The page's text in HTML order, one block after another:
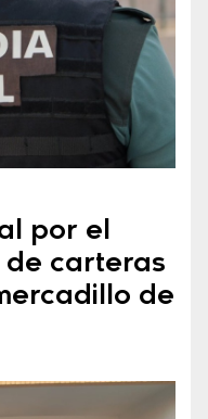
por el
de carteras
de